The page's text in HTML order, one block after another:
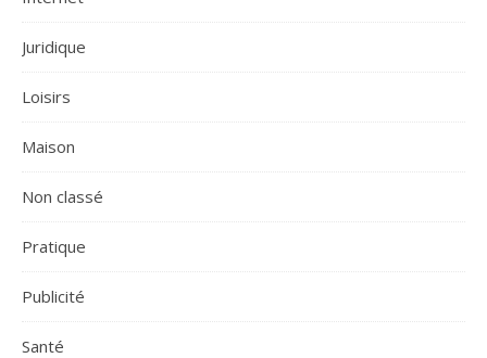
Juridique
Loisirs
Maison
Non classé
Pratique
Publicité
Santé